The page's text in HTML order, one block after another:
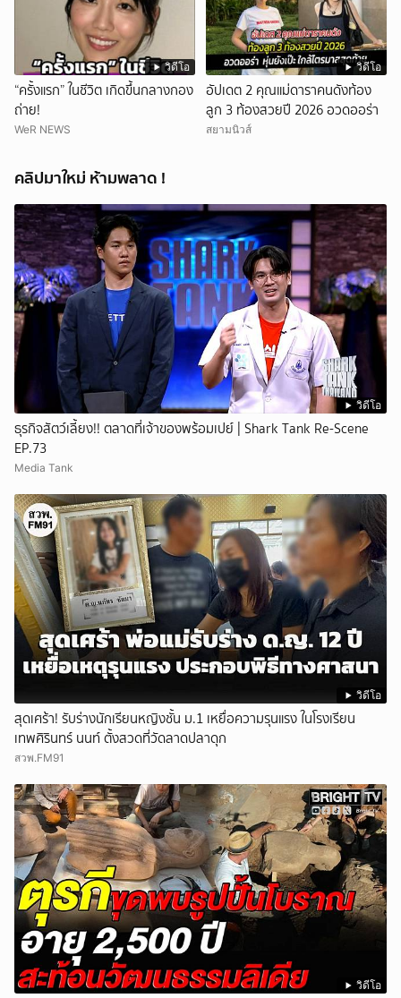
วิดีโอ
“ครั้งแรก” ในชีวิต เกิดขึ้นกลางกอง
ถ่าย!
WeR NEWS
วิดีโอ
อัปเดต 2 คุณแม่ดาราคนดังท้อง
ลูก 3 ท้องสวยปี 2026 อวดออร่า
สยามนิวส์
คลิปมาใหม่ ห้ามพลาด !
วิดีโอ
ธุรกิจสัตว์เลี้ยง!! ตลาดที่เจ้าของพร้อมเปย์ | Shark Tank Re-Scene
EP.73
Media Tank
วิดีโอ
สุดเศร้า! รับร่างนักเรียนหญิงชั้น ม.1 เหยื่อความรุนแรง ในโรงเรียน
เทพศิรินทร์ นนท์ ตั้งสวดที่วัดลาดปลาดุก
สวพ.FM91
วิดีโอ